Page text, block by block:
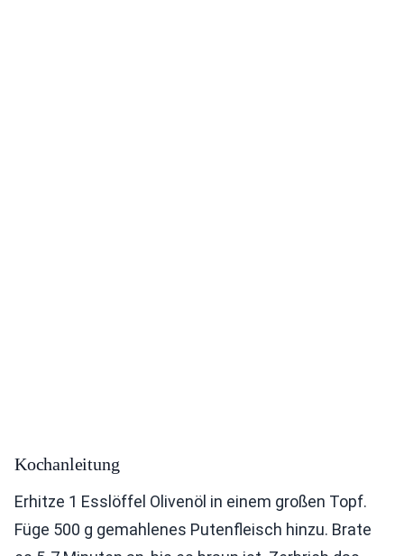
Kochanleitung
Erhitze 1 Esslöffel Olivenöl in einem großen Topf.
Füge 500 g gemahlenes Putenfleisch hinzu. Brate